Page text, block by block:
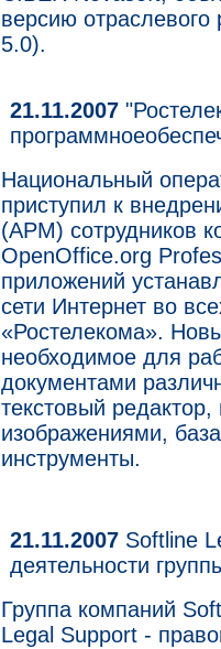
версию
5.0).
21.11.2007
Национальный
приступил к
(АРМ) сотрудников
OpenOffice.org
приложений
сети Интернет во
«Ростелекома».
необходимое для
документами
текстовый
изображениями,
инструменты.
21.11.2007 Softline
деятельности
Группа компаний
Legal Support -